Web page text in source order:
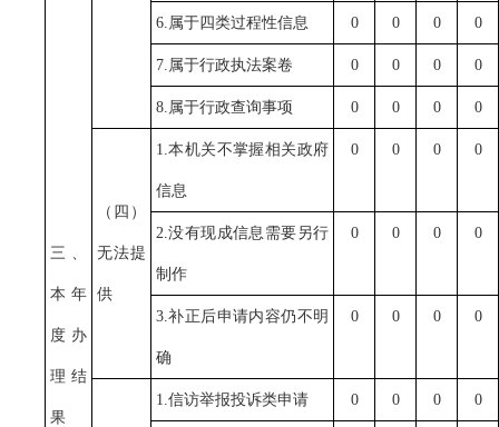
三、
本年
度办
理结
果
6.属于四类过程性信息 0 0 0 0
7.属于行政执法案卷 0 0 0 0
8.属于行政查询事项 0 0 0 0
（四）
无法提
供
1.本机关不掌握相关政府
信息
0 0 0 0
2.没有现成信息需要另行
制作
0 0 0 0
3.补正后申请内容仍不明
确
0 0 0 0
1.信访举报投诉类申请 0 0 0 0